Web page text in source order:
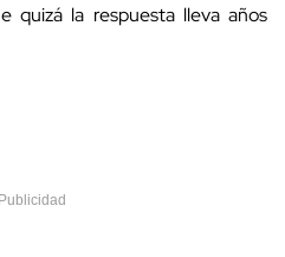
quizá la respuesta lleva años